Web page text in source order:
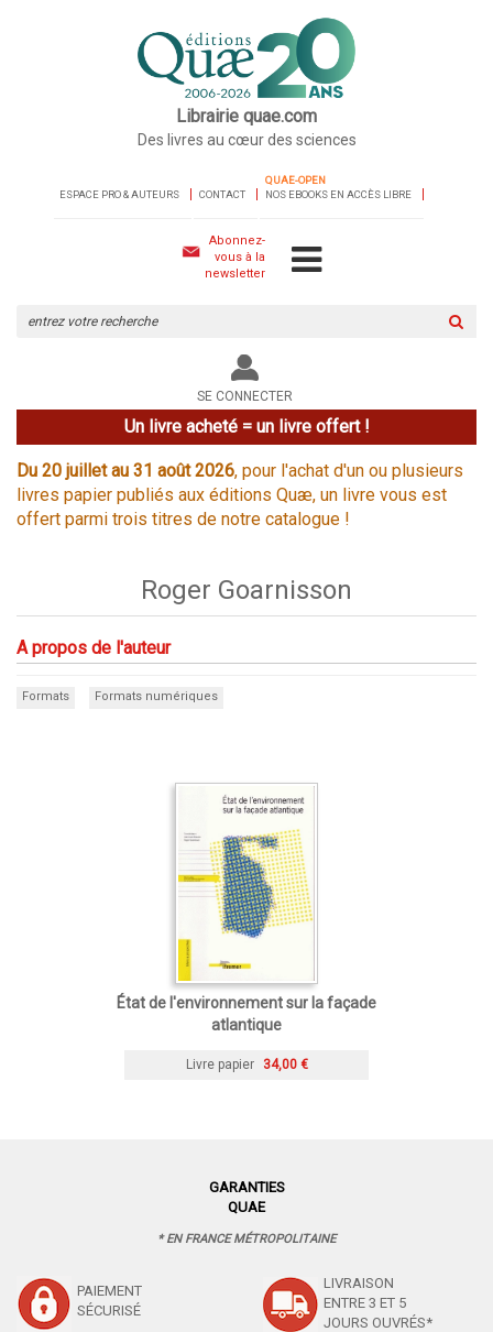
Librairie quae.com
Des livres au cœur des sciences
ESPACE PRO & AUTEURS CONTACT
QUAE-OPEN
NOS EBOOKS EN ACCÈS LIBRE
Abonnez-
vous à la
newsletter
le
site
SE CONNECTER
Un livre acheté = un livre offert !
Du 20 juillet au 31 août 2026, pour l'achat d'un ou plusieurs
livres papier publiés aux éditions Quæ, un livre vous est
offert parmi trois titres de notre catalogue !
Roger Goarnisson
A propos de l'auteur
Formats Formats numériques
État de l'environnement sur la façade
atlantique
Livre papier 34,00 €
GARANTIES
QUAE
* EN FRANCE MÉTROPOLITAINE
PAIEMENT
SÉCURISÉ
LIVRAISON
ENTRE 3 ET 5
JOURS OUVRÉS*